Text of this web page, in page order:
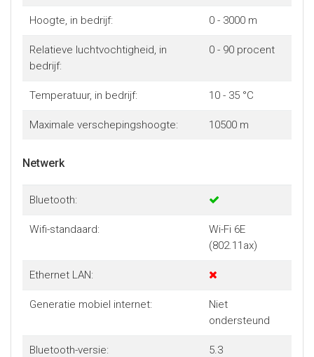
Hoogte, in bedrijf: 0 - 3000 m
Relatieve luchtvochtigheid, in
bedrijf:
0 - 90 procent
Temperatuur, in bedrijf: 10 - 35 °C
Maximale verschepingshoogte: 10500 m
Netwerk
Bluetooth:
Wifi-standaard:
Wi-Fi 6E
(802.11ax)
Ethernet LAN:
Generatie mobiel internet:
Niet
ondersteund
Bluetooth-versie: 5.3